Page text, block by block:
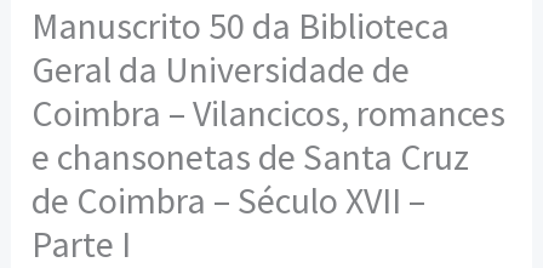
Manuscrito 50 da Biblioteca
Geral da Universidade de
Coimbra – Vilancicos, romances
e chansonetas de Santa Cruz
de Coimbra – Século XVII –
Parte I
Parte
I